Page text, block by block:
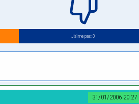
J’aime pas: 0
31/01/2006 20:27